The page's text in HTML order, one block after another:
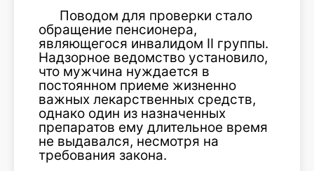
Поводом для проверки стало
обращение пенсионера,
являющегося инвалидом II группы.
Надзорное ведомство установило,
что мужчина нуждается в
постоянном приеме жизненно
важных лекарственных средств,
однако один из назначенных
препаратов ему длительное время
не выдавался, несмотря на
требования закона.